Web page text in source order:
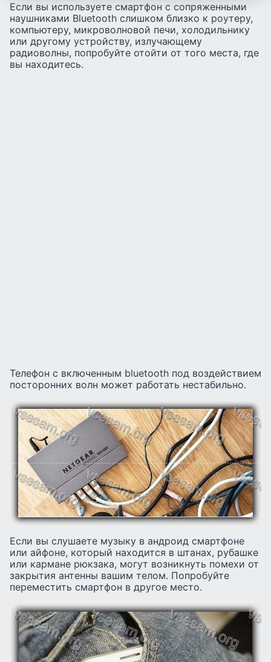
Если вы используете смартфон с сопряженными
наушниками Bluetooth слишком близко к роутеру,
компьютеру, микроволновой печи, холодильнику
или другому устройству, излучающему
радиоволны, попробуйте отойти от того места, где
вы находитесь.
Телефон с включенным bluetooth под воздействием
посторонних волн может работать нестабильно.
Если вы слушаете музыку в андроид смартфоне
или айфоне, который находится в штанах, рубашке
или кармане рюкзака, могут возникнуть помехи от
закрытия антенны вашим телом. Попробуйте
переместить смартфон в другое место.